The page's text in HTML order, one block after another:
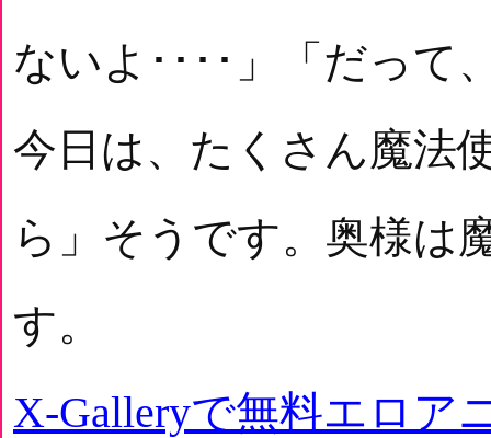
ないよ････」「だって
今日は、たくさん魔法
ら」そうです。奥様は
す。
X-Galleryで無料エロア